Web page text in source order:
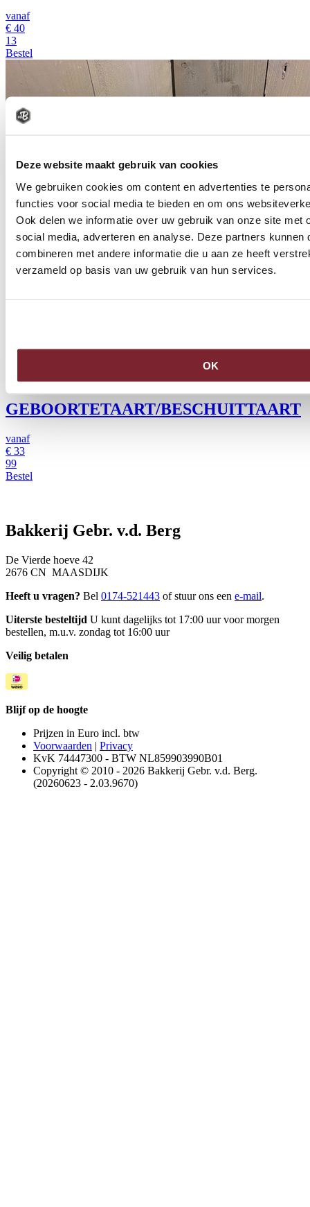
Deze website maakt gebruik van cookies
We gebruiken cookies om content en advertenties te
functies voor social media te bieden en om ons
Ook delen we informatie over uw gebruik van onze site met
social media, adverteren en analyse. Deze partners kunnen
combineren met andere informatie die u aan ze heeft
verzameld op basis van uw gebruik van hun services.
OK
vanaf
€ 40
13
Bestel
GEBOORTETAART/BESCHUITTAART
vanaf
€ 33
99
Bestel
Bakkerij Gebr. v.d. Berg
De Vierde hoeve 42
2676 CN MAASDIJK
Heeft u vragen? Bel 0174-521443 of stuur ons een e-mail.
Uiterste besteltijd U kunt dagelijks tot 17:00 uur voor morgen
bestellen, m.u.v. zondag tot 16:00 uur
Veilig betalen
Blijf op de hoogte
Prijzen in Euro incl. btw
Voorwaarden | Privacy
KvK 74447300 - BTW NL859903990B01
Copyright © 2010 - 2026 Bakkerij Gebr. v.d. Berg.
(20260623 - 2.03.9670)